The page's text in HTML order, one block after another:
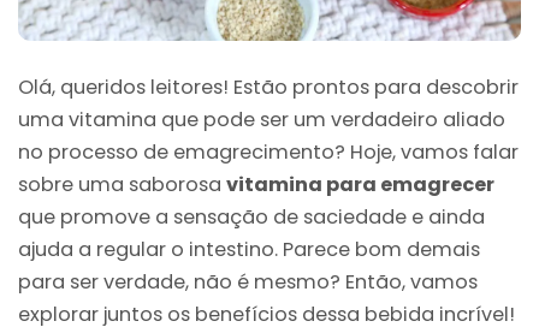
Olá, queridos leitores! Estão prontos para descobrir
uma vitamina que pode ser um verdadeiro aliado
no processo de emagrecimento? Hoje, vamos falar
sobre uma saborosa vitamina para emagrecer
que promove a sensação de saciedade e ainda
ajuda a regular o intestino. Parece bom demais
para ser verdade, não é mesmo? Então, vamos
explorar juntos os benefícios dessa bebida incrível!